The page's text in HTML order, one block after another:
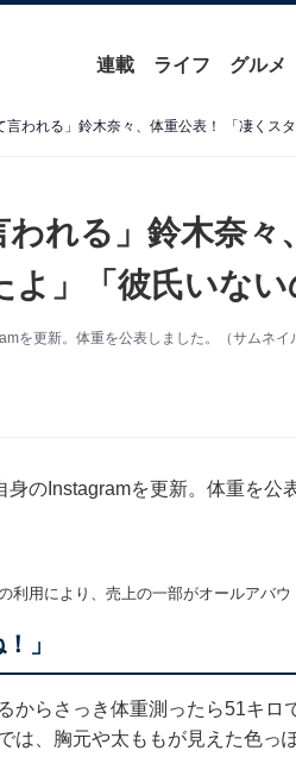
連載 ライフ グルメ
言われる」鈴木奈々、体重公表！ 「凄くス
われる」鈴木奈
」「彼氏いない
を更新。体重を公表しました。（サムネ
のInstagramを更新。体重を公
用により、売上の一部がオールアバウ
」
からさっき体重測ったら51キ
は、胸元や太ももが見えた色っ